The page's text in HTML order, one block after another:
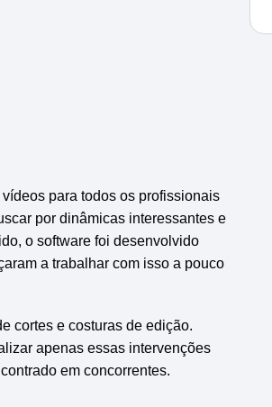
para todos os profissionais
por dinâmicas interessantes e
o software foi desenvolvido
a trabalhar com isso a pouco
cortes e costuras de edição.
apenas essas intervenções
em concorrentes.